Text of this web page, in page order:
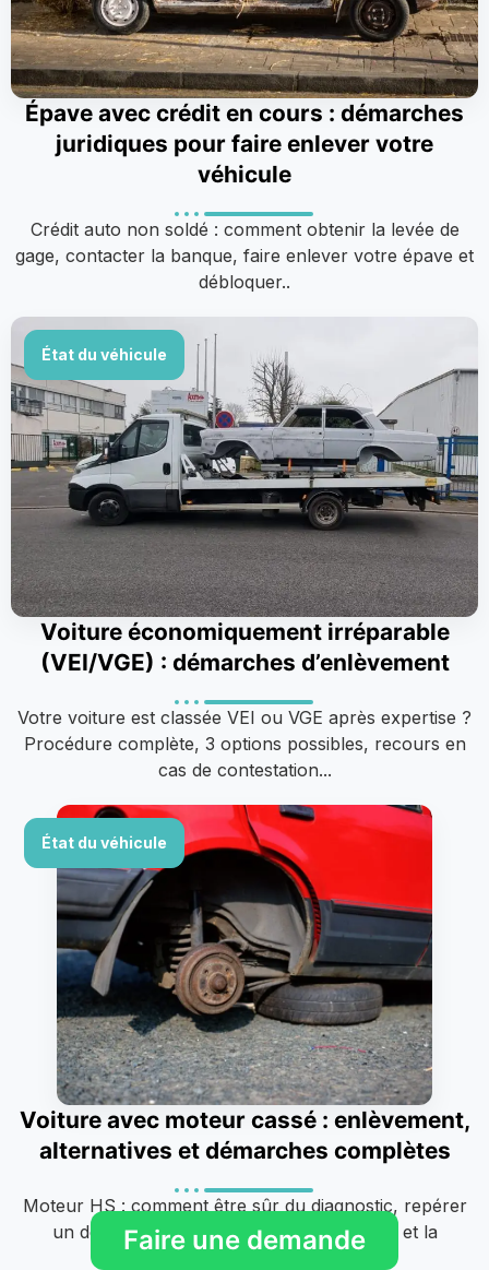
Épave avec crédit en cours : démarches
juridiques pour faire enlever votre
véhicule
Crédit auto non soldé : comment obtenir la levée de
gage, contacter la banque, faire enlever votre épave et
débloquer..
État du véhicule
Voiture économiquement irréparable
(VEI/VGE) : démarches d’enlèvement
Votre voiture est classée VEI ou VGE après expertise ?
Procédure complète, 3 options possibles, recours en
cas de contestation...
État du véhicule
Voiture avec moteur cassé : enlèvement,
alternatives et démarches complètes
Moteur HS : comment être sûr du diagnostic, repérer
un devis abusif, les alternatives à la casse et la
Faire une demande